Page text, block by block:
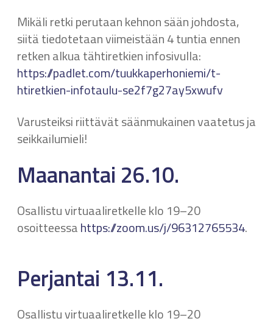
Mikäli retki perutaan kehnon sään johdosta,
siitä tiedotetaan viimeistään 4 tuntia ennen
retken alkua tähtiretkien infosivulla:
https://padlet.com/tuukkaperhoniemi/t-
htiretkien-infotaulu-se2f7g27ay5xwufv
Varusteiksi riittävät säänmukainen vaatetus ja
seikkailumieli!
Maanantai 26.10.
Osallistu virtuaaliretkelle klo 19–20
osoitteessahttps://zoom.us/j/96312765534.
Perjantai 13.11.
Osallistu virtuaaliretkelle klo 19–20